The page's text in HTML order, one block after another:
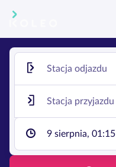
9 sierpnia, 01:15